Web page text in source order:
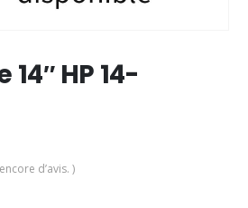
HP 14-
d’avis. )